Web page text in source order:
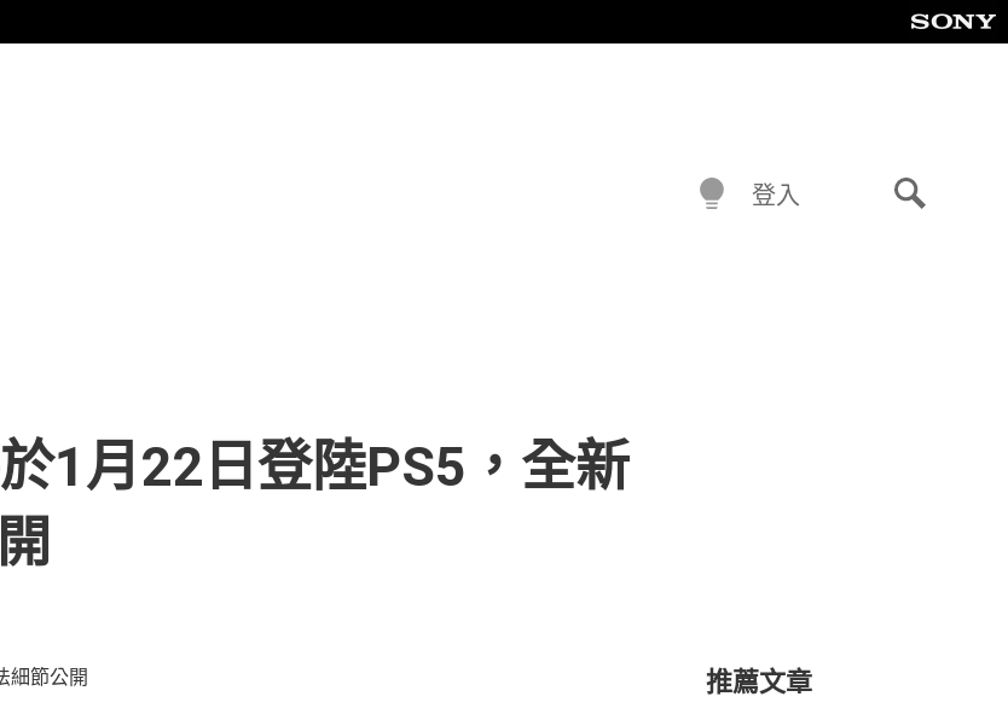
登入
1月22日登陸PS5，全新
推薦文章